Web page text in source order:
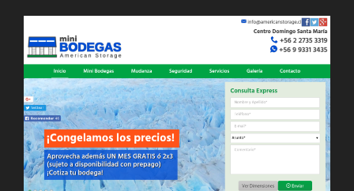
en
Santiago”